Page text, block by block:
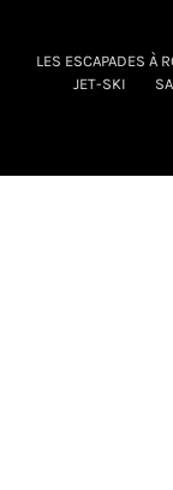
LES ESCAPADES À
JET-SKI